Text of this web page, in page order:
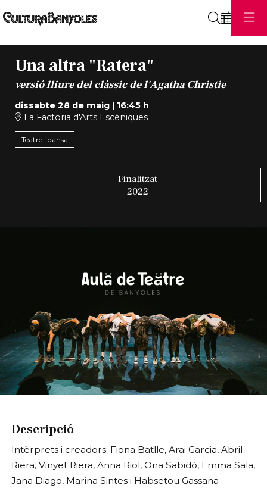
Una altra "Ratera"
versió lliure del clàssic de l'Agatha Christie
dissabte 28 de maig| 16:45 h
La Factoria d'Arts Escèniques
Teatre i dansa
Finalitzat
2022
Descripció
Intèrprets i creadors: Fiona Batlle, Arai Garcia, Abril
Riera, Vinyet Riera, Anna Riol, Ona Sabidó, Emma Sala,
Jana Diago, Marina Sintes i Habsetou Gassana